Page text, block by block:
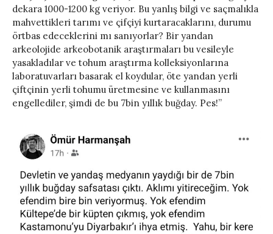
dekara 1000-1200 kg veriyor. Bu yanlış bilgi ve saçmalıkla
mahvettikleri tarımı ve çifçiyi kurtaracaklarını, durumu
örtbas edeceklerini mı sanıyorlar? Bir yandan
arkeolojide arkeobotanik araştırmaları bu vesileyle
yasakladılar ve tohum araştırma kolleksiyonlarına
laboratuvarları basarak el koydular, öte yandan yerli
çiftçinin yerli tohumu üretmesine ve kullanmasını
engellediler, şimdi de bu 7bin yıllık buğday. Pes!”